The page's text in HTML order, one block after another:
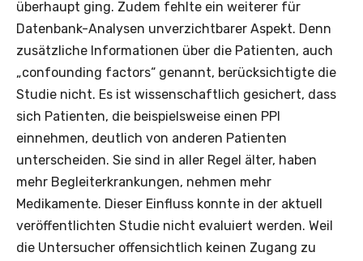
überhaupt ging. Zudem fehlte ein weiterer für
Datenbank-Analysen unverzichtbarer Aspekt. Denn
zusätzliche Informationen über die Patienten, auch
„confounding factors“ genannt, berücksichtigte die
Studie nicht. Es ist wissenschaftlich gesichert, dass
sich Patienten, die beispielsweise einen PPI
einnehmen, deutlich von anderen Patienten
unterscheiden. Sie sind in aller Regel älter, haben
mehr Begleiterkrankungen, nehmen mehr
Medikamente. Dieser Einfluss konnte in der aktuell
veröffentlichten Studie nicht evaluiert werden. Weil
die Untersucher offensichtlich keinen Zugang zu